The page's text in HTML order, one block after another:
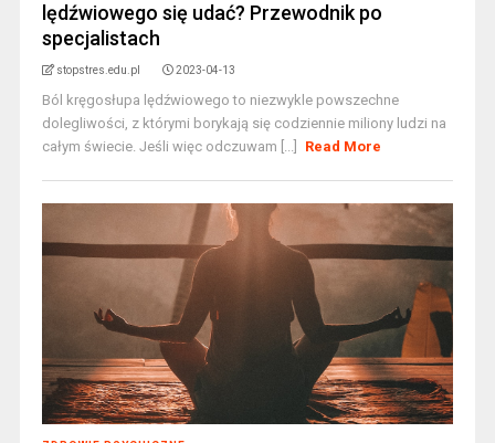
lędźwiowego się udać? Przewodnik po
specjalistach
stopstres.edu.pl 2023-04-13
Ból kręgosłupa lędźwiowego to niezwykle powszechne
dolegliwości, z którymi borykają się codziennie miliony ludzi na
całym świecie. Jeśli więc odczuwam [...]
Read More